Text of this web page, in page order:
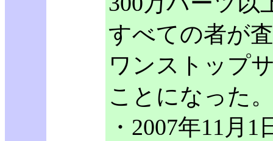
すべての者が
ワンストップ
ことになった
・2007年11月